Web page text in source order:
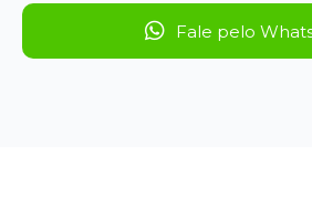
Fale pelo